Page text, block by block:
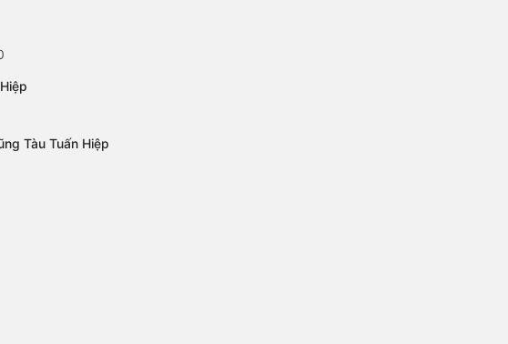
Tàu Tuấn Hiệp